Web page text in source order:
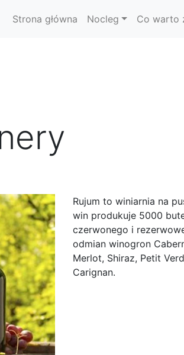
Strona główna Nocleg Co warto
Rujum to winiarnia na
win produkuje 5000
czerwonego i
odmian winogron
Merlot, Shiraz, Petit
Carignan.